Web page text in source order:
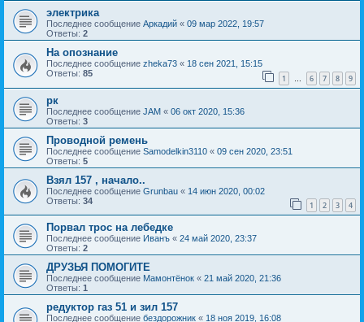
электрика
Последнее сообщение Аркадий « 09 мар 2022, 19:57
Ответы: 2
На опознание
Последнее сообщение zheka73 « 18 сен 2021, 15:15
Ответы: 85 1 … 6 7 8 9
рк
Последнее сообщение JAM « 06 окт 2020, 15:36
Ответы: 3
Проводной ремень
Последнее сообщение Samodelkin3110 « 09 сен 2020, 23:51
Ответы: 5
Взял 157 , начало..
Последнее сообщение Grunbau « 14 июн 2020, 00:02
Ответы: 34 1 2 3 4
Порвал трос на лебедке
Последнее сообщение Иванъ « 24 май 2020, 23:37
Ответы: 2
ДРУЗЬЯ ПОМОГИТЕ
Последнее сообщение Мамонтёнок « 21 май 2020, 21:36
Ответы: 1
редуктор газ 51 и зил 157
Последнее сообщение бездорожник « 18 ноя 2019, 16:08